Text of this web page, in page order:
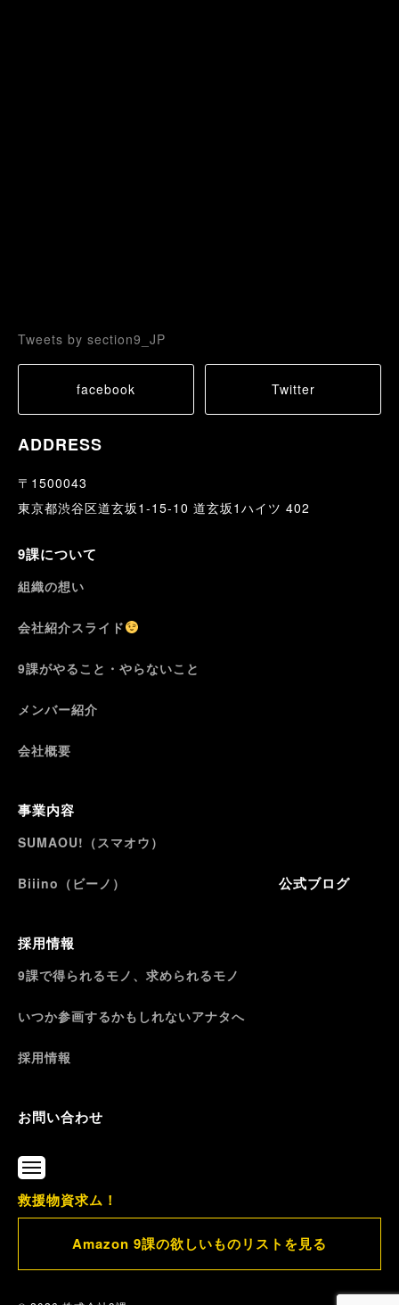
ADDRESS
〒1500043
東京都渋谷区道玄坂1-15-10 道玄坂1ハイツ 402
9課について
組織の想い
会社紹介スライド
9課がやること・やらないこと
メンバー紹介
会社概要
事業内容
SUMAOU!（スマオウ）
Biiino（ビーノ） 公式ブログ
採用情報
9課で得られるモノ、求められるモノ
いつか参画するかもしれないアナタへ
採用情報
お問い合わせ
メ
ュ
ー
救援物資求ム！
Amazon 9課の欲しいものリストを見る
Tweets by section9_JP
facebook Twitter